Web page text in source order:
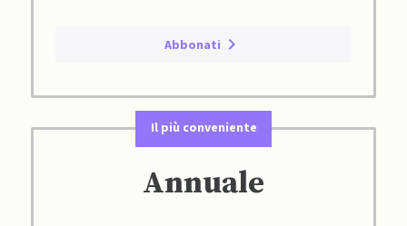
Abbonati
Il più conveniente
Annuale